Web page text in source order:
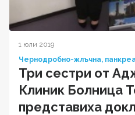
1 юли 2019
Чернодробно-жлъчна,
Три сестри от
Клиник Болница
представиха